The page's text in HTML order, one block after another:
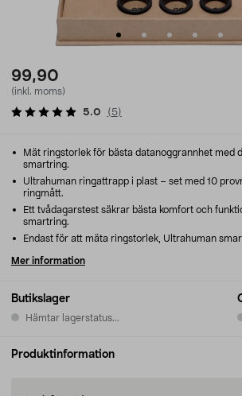
99,90
(inkl. moms)
5.0 ( 5)
Butikslager
Hämtar lagerstatus...
Mät ringstorlek för bästa datanoggrannhet med
smartring.
Ultrahuman ringattrapp i plast – set med 10
ringmått.
Ett tvådagarstest säkrar bästa komfort och
smartring.
Endast för att mäta ringstorlek, Ultrahuman
Mer information
Produktinformation